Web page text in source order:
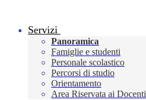
Servizi
Panoramica
Famiglie e studenti
Personale scolastico
Percorsi di studio
Orientamento
Area Riservata ai Docenti